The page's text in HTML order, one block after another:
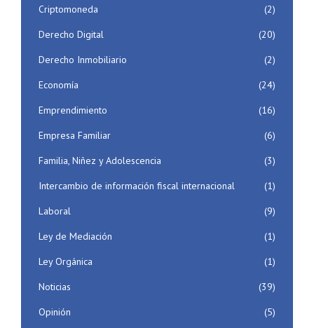
Criptomoneda
(2)
Derecho Digital
(20)
Derecho Inmobiliario
(2)
Economía
(24)
Emprendimiento
(16)
Empresa Familiar
(6)
Familia, Niñez y Adolescencia
(3)
Intercambio de información fiscal internacional
(1)
Laboral
(9)
Ley de Mediación
(1)
Ley Orgánica
(1)
Noticias
(39)
Opinión
(5)